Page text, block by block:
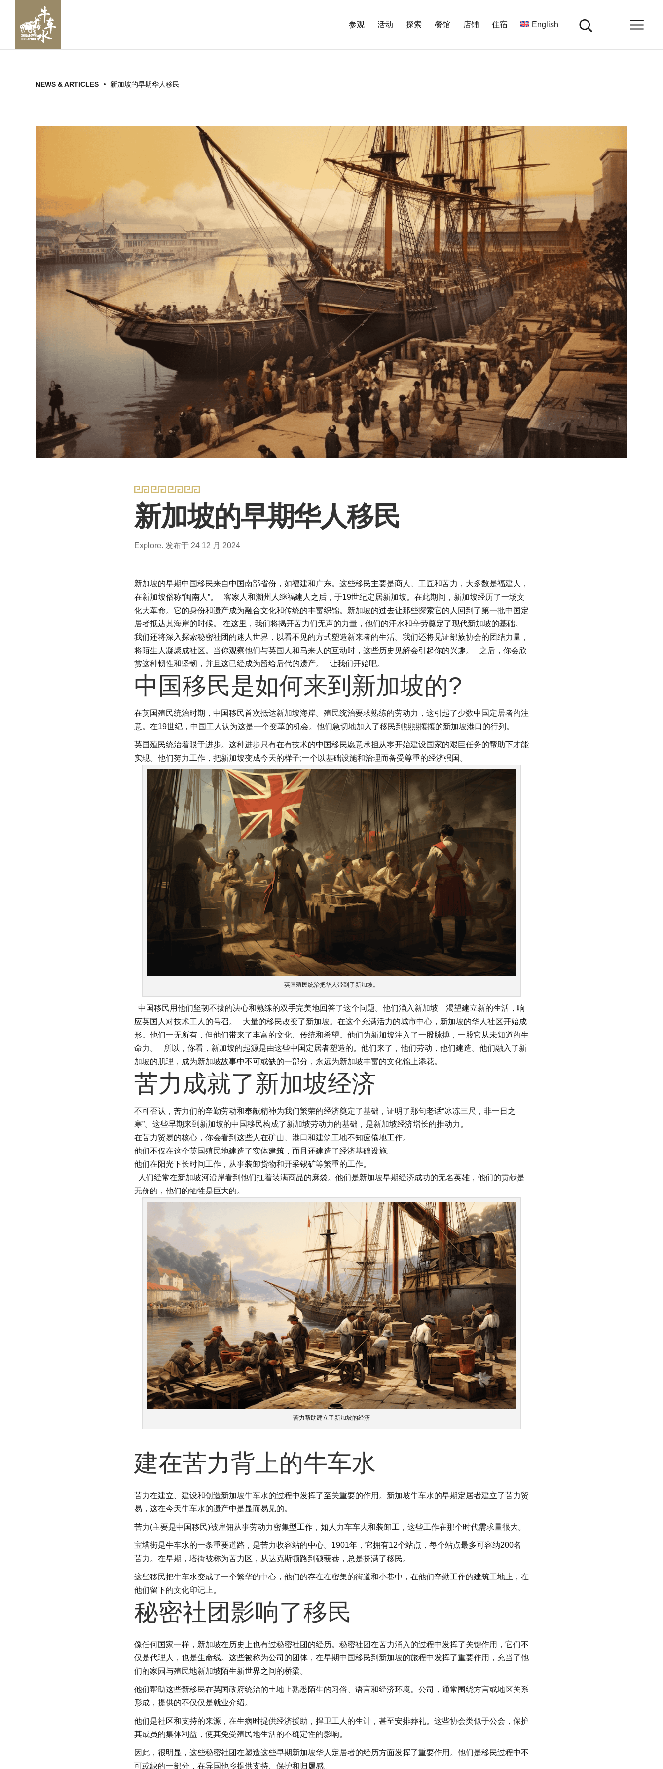
参观 活动 探索 餐馆 店铺 住宿 English
NEWS & ARTICLES 新加坡的早期华人移民
新加坡的早期华人移民
Explore. 发布于 24 12 月 2024
新加坡的早期中国移民来自中国南部省份，如福建和广东。这些移民主要是商人、工匠和苦力，大多数是福建人，
在新加坡俗称“闽南人”。
客家人和潮州人继福建人之后，于19世纪定居新加坡。在此期间，新加坡经历了一场文
化大革命。它的身份和遗产成为融合文化和传统的丰富织锦。新加坡的过去让那些探索它的人回到了第一批中国定
居者抵达其海岸的时候。
在这里，我们将揭开苦力们无声的力量，他们的汗水和辛劳奠定了现代新加坡的基础。
我们还将深入探索秘密社团的迷人世界，以看不见的方式塑造新来者的生活。我们还将见证部族协会的团结力量，
将陌生人凝聚成社区。当你观察他们与英国人和马来人的互动时，这些历史见解会引起你的兴趣。
之后，你会欣
赏这种韧性和坚韧，并且这已经成为留给后代的遗产。
让我们开始吧。
中国移民是如何来到新加坡的?
在英国殖民统治时期，中国移民首次抵达新加坡海岸。殖民统治要求熟练的劳动力，这引起了少数中国定居者的注
意。在19世纪，中国工人认为这是一个变革的机会。他们急切地加入了移民到熙熙攘攘的新加坡港口的行列。
英国殖民统治着眼于进步。这种进步只有在有技术的中国移民愿意承担从零开始建设国家的艰巨任务的帮助下才能
实现。他们努力工作，把新加坡变成今天的样子;一个以基础设施和治理而备受尊重的经济强国。
英国殖民统治把华人带到了新加坡。
中国移民用他们坚韧不拔的决心和熟练的双手完美地回答了这个问题。他们涌入新加坡，渴望建立新的生活，响
应英国人对技术工人的号召。
大量的移民改变了新加坡。在这个充满活力的城市中心，新加坡的华人社区开始成
形。他们一无所有，但他们带来了丰富的文化、传统和希望。他们为新加坡注入了一股脉搏，一股它从未知道的生
命力。
所以，你看，新加坡的起源是由这些中国定居者塑造的。他们来了，他们劳动，他们建造。他们融入了新
加坡的肌理，成为新加坡故事中不可或缺的一部分，永远为新加坡丰富的文化锦上添花。
苦力成就了新加坡经济
不可否认，苦力们的辛勤劳动和奉献精神为我们繁荣的经济奠定了基础，证明了那句老话“冰冻三尺，非一日之
寒”。这些早期来到新加坡的中国移民构成了新加坡劳动力的基础，是新加坡经济增长的推动力。
在苦力贸易的核心，你会看到这些人在矿山、港口和建筑工地不知疲倦地工作。
他们不仅在这个英国殖民地建造了实体建筑，而且还建造了经济基础设施。
他们在阳光下长时间工作，从事装卸货物和开采锡矿等繁重的工作。
人们经常在新加坡河沿岸看到他们扛着装满商品的麻袋。他们是新加坡早期经济成功的无名英雄，他们的贡献是
无价的，他们的牺牲是巨大的。
苦力帮助建立了新加坡的经济
建在苦力背上的牛车水
苦力在建立、建设和创造新加坡牛车水的过程中发挥了至关重要的作用。新加坡牛车水的早期定居者建立了苦力贸
易，这在今天牛车水的遗产中是显而易见的。
苦力(主要是中国移民)被雇佣从事劳动力密集型工作，如人力车车夫和装卸工，这些工作在那个时代需求量很大。
宝塔街是牛车水的一条重要道路，是苦力收容站的中心。1901年，它拥有12个站点，每个站点最多可容纳200名
苦力。在早期，塔街被称为苦力区，从达克斯顿路到硕莪巷，总是挤满了移民。
这些移民把牛车水变成了一个繁华的中心，他们的存在在密集的街道和小巷中，在他们辛勤工作的建筑工地上，在
他们留下的文化印记上。
秘密社团影响了移民
像任何国家一样，新加坡在历史上也有过秘密社团的经历。秘密社团在苦力涌入的过程中发挥了关键作用，它们不
仅是代理人，也是生命线。这些被称为公司的团体，在早期中国移民到新加坡的旅程中发挥了重要作用，充当了他
们的家园与殖民地新加坡陌生新世界之间的桥梁。
他们帮助这些新移民在英国政府统治的土地上熟悉陌生的习俗、语言和经济环境。公司，通常围绕方言或地区关系
形成，提供的不仅仅是就业介绍。
他们是社区和支持的来源，在生病时提供经济援助，捍卫工人的生计，甚至安排葬礼。这些协会类似于公会，保护
其成员的集体利益，使其免受殖民地生活的不确定性的影响。
因此，很明显，这些秘密社团在塑造这些早期新加坡华人定居者的经历方面发挥了重要作用。他们是移民过程中不
可或缺的一部分，在异国他乡提供支持、保护和归属感。